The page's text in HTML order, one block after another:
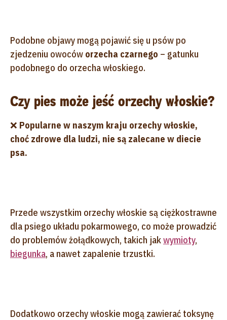
Podobne objawy mogą pojawić się u psów po
zjedzeniu owoców orzecha czarnego – gatunku
podobnego do orzecha włoskiego.
Czy pies może jeść orzechy włoskie?
❌ Popularne w naszym kraju orzechy włoskie,
choć zdrowe dla ludzi, nie są zalecane w diecie
psa.
Przede wszystkim orzechy włoskie są ciężkostrawne
dla psiego układu pokarmowego, co może prowadzić
do problemów żołądkowych, takich jakwymioty,
biegunka, a nawet zapalenie trzustki.
Dodatkowo orzechy włoskie mogą zawierać toksynę